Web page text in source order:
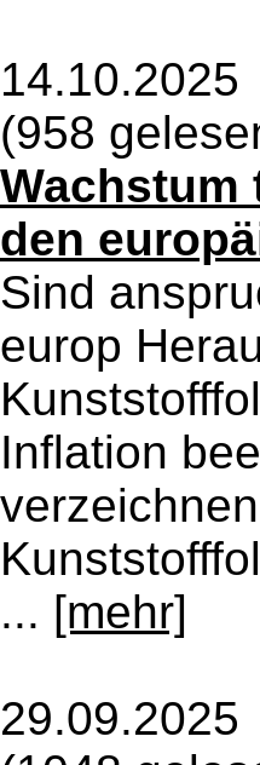
14.10.2025
(958
Wachstum
den
Sind
europ
Inflation
... [mehr]
29.09.2025